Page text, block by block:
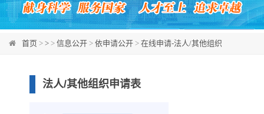
首页 > > > 信息公开 > 依申请公开 > 在线申请-法人/其他组织
法人/其他组织申请表